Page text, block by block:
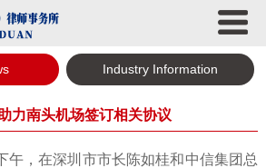
Industry Information
力南头机场签订相关协议
午，在深圳市市长陈如桂和中信集团总